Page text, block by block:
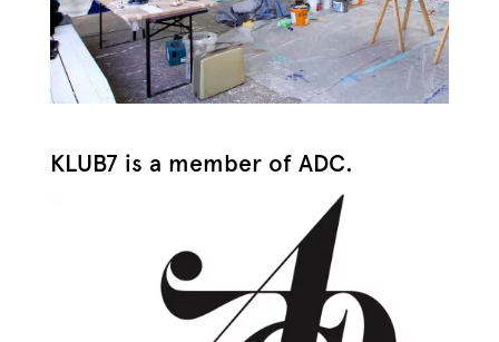
KLUB7 is a member of ADC.